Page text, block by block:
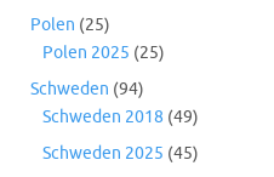
Polen (25)
Polen 2025 (25)
Schweden (94)
Schweden 2018 (49)
Schweden 2025 (45)